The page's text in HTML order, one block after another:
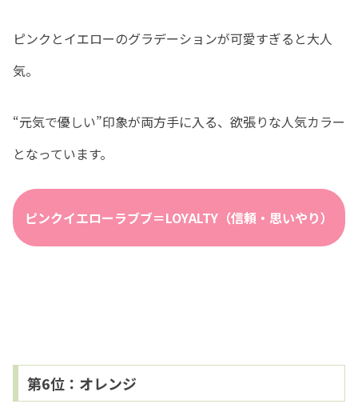
ピンクとイエローのグラデーションが可愛すぎると大人
気。
“元気で優しい”印象が両方手に入る、欲張りな人気カラー
となっています。
ピンクイエローラブブ＝LOYALTY（信頼・思いやり）
第6位：オレンジ